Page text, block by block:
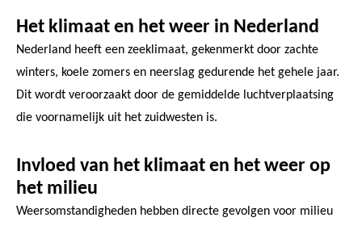
Het klimaat en het weer in Nederland
Nederland heeft een zeeklimaat, gekenmerkt door zachte
winters, koele zomers en neerslag gedurende het gehele jaar.
Dit wordt veroorzaakt door de gemiddelde luchtverplaatsing
die voornamelijk uit het zuidwesten is.
Invloed van het klimaat en het weer op
het milieu
Weersomstandigheden hebben directe gevolgen voor milieu